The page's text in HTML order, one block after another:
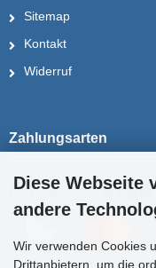
Sitemap
Kontakt
Widerruf
Zahlungsarten
Diese Webseite
andere
Wir verwenden Cookies
Drittanbietern, um die